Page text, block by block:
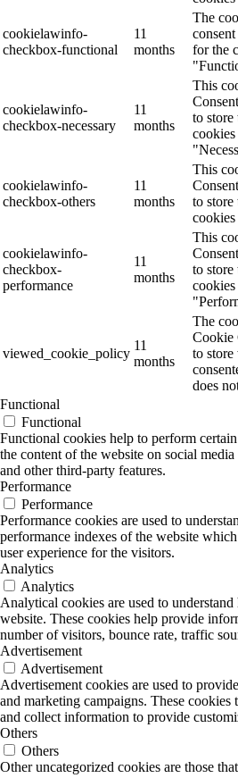
cookielawinfo-
checkbox-functional
11
months
The
for the
cookielawinfo-
checkbox-necessary
11
months
This
to store
cookielawinfo-
checkbox-others
11
months
This
to store
cookielawinfo-
checkbox-
performance
11
months
This
to store
viewed_cookie_policy
11
months
The
Cookie
to store
does
Functional
Functional
Functional cookies help to perform
the content of the website on social
and other third-party features.
Performance
Performance
Performance cookies are used to
performance indexes of the website
user experience for the visitors.
Analytics
Analytics
Analytical cookies are used to
website. These cookies help provide
number of visitors, bounce rate, traffic
Advertisement
Advertisement
Advertisement cookies are used to
and marketing campaigns. These cookies
and collect information to provide
Others
Others
Other uncategorized cookies are those